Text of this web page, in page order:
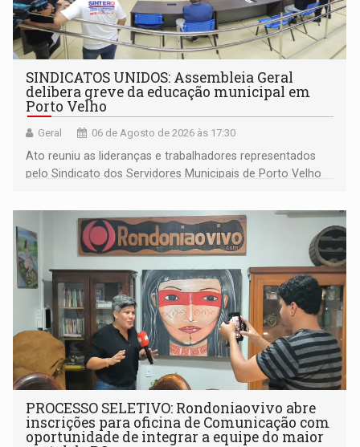
SINDICATOS UNIDOS: Assembleia Geral
delibera greve da educação municipal em
Porto Velho
Geral 06 de Agosto de 2026 às 17:30
Ato reuniu as lideranças e trabalhadores representados
pelo Sindicato dos Servidores Municipais de Porto Velho
PROCESSO SELETIVO: Rondoniaovivo abre
inscrições para oficina de Comunicação com
oportunidade de integrar a equipe do maior